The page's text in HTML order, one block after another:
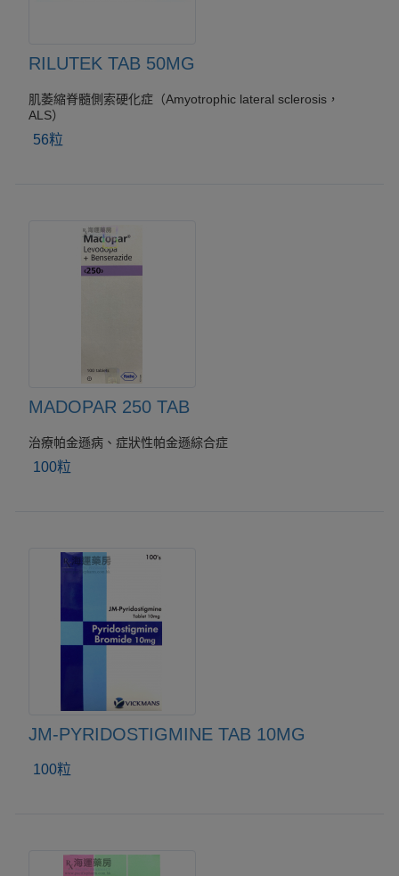
RILUTEK TAB 50MG
肌萎縮脊髓側索硬化症（Amyotrophic lateral sclerosis，
ALS）
56粒
MADOPAR 250 TAB
治療帕金遜病、症狀性帕金遜綜合症
100粒
JM-PYRIDOSTIGMINE TAB 10MG
100粒